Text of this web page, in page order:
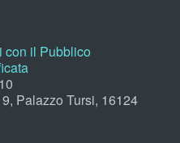
con il Pubblico
Palazzo Tursi, 16124